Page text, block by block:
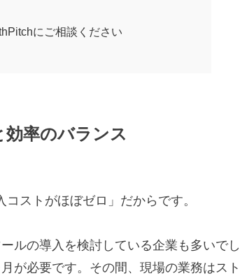
にご相談ください
効率のバランス
ストがほぼゼロ」だからです。
ルの導入を検討している企業も多いでし
が必要です。その間、現場の業務はスト